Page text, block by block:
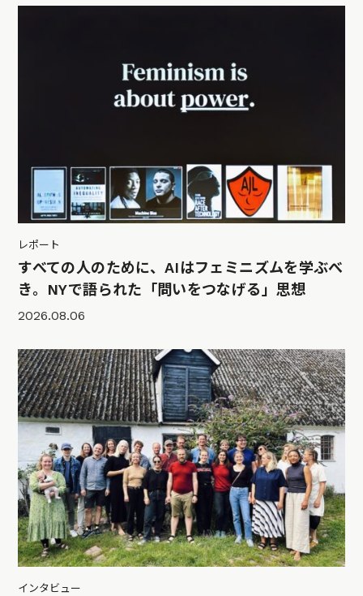
レポート
すべての人のために、AIはフェミニズムを学ぶべ
き。NYで語られた「問いをつなげる」思想
2026.08.06
インタビュー